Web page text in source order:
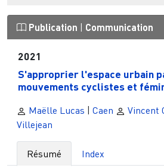
Publication Communication
2021
S'approprier l'espace urbain
mouvements cyclistes et
Maëlle Lucas | Caen Vincent
Villejean
Résumé Index